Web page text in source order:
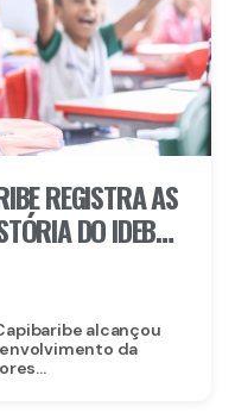
REGISTRA AS
DO IDEB
alcançou
da